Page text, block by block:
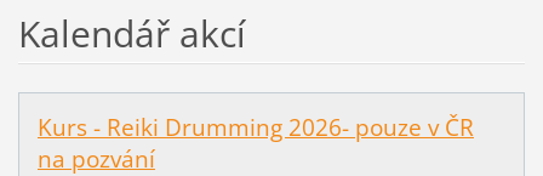
Kalendář akcí
Kurs - Reiki Drumming 2026- pouze v ČR
na pozvání